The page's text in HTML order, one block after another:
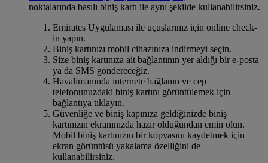
noktalarında basılı biniş kartı ile aynı şekilde kullanabilirsiniz.
Emirates Uygulaması ile uçuşlarınız için online check-
in yapın.
Biniş kartınızı mobil cihazınıza indirmeyi seçin.
Size biniş kartınıza ait bağlantının yer aldığı bir e-posta
ya da SMS göndereceğiz.
Havalimanında internete bağlanın ve cep
telefonunuzdaki biniş kartını görüntülemek için
bağlantıya tıklayın.
Güvenliğe ve biniş kapınıza geldiğinizde biniş
kartınızın ekranınızda hazır olduğundan emin olun.
Mobil biniş kartınızın bir kopyasını kaydetmek için
ekran görüntüsü yakalama özelliğini de
kullanabilirsiniz.